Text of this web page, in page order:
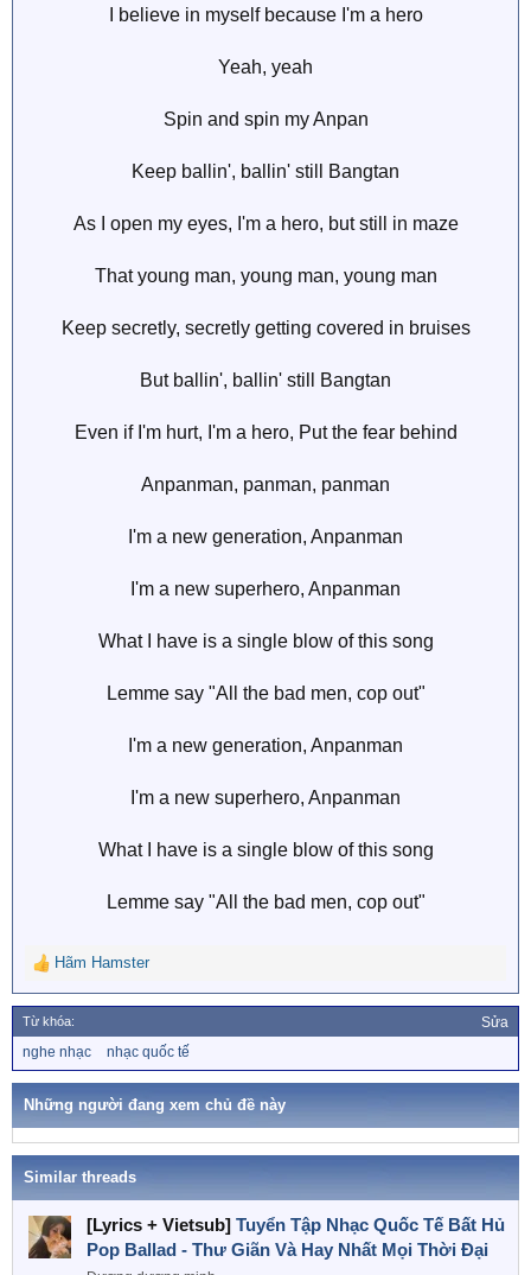
I believe in myself because I'm a hero
Yeah, yeah
Spin and spin my Anpan
Keep ballin', ballin' still Bangtan
As I open my eyes, I'm a hero, but still in maze
That young man, young man, young man
Keep secretly, secretly getting covered in bruises
But ballin', ballin' still Bangtan
Even if I'm hurt, I'm a hero, Put the fear behind
Anpanman, panman, panman
I'm a new generation, Anpanman
I'm a new superhero, Anpanman
What I have is a single blow of this song
Lemme say "All the bad men, cop out"
I'm a new generation, Anpanman
I'm a new superhero, Anpanman
What I have is a single blow of this song
Lemme say "All the bad men, cop out"​
R
e
a
c
t
o
s
Hãm Hamster
Từ khóa: Sửa
ừ
k
nghe nhạc nhạc quốc tế
Những người đang xem chủ đề này
Similar threads
[Lyrics + Vietsub] Tuyển Tập Nhạc Quốc Tế Bất Hủ
Pop Ballad - Thư Giãn Và Hay Nhất Mọi Thời Đại